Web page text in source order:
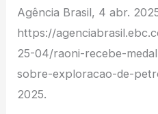
Agência Brasil, 4 abr.
https://
25-04/raoni-recebe-
sobre-exploracao-de-
2025.